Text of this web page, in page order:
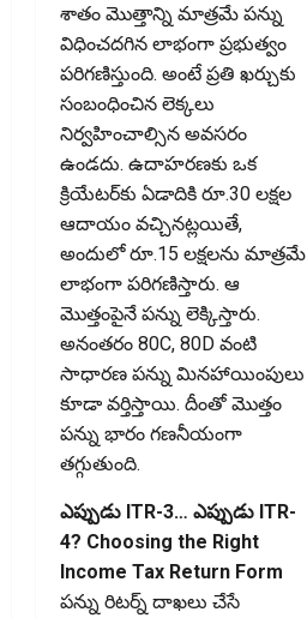
శాతం మొత్తాన్ని మాత్రమే పన్ను
విధించదగిన లాభంగా ప్రభుత్వం
పరిగణిస్తుంది. అంటే ప్రతి ఖర్చుకు
సంబంధించిన లెక్కలు
నిర్వహించాల్సిన అవసరం
ఉండదు. ఉదాహరణకు ఒక
క్రియేటర్‌కు ఏడాదికి రూ.30 లక్షల
ఆదాయం వచ్చినట్లయితే,
అందులో రూ.15 లక్షలను మాత్రమే
లాభంగా పరిగణిస్తారు. ఆ
మొత్తంపైనే పన్ను లెక్కిస్తారు.
అనంతరం 80C, 80D వంటి
సాధారణ పన్ను మినహాయింపులు
కూడా వర్తిస్తాయి. దీంతో మొత్తం
పన్ను భారం గణనీయంగా
తగ్గుతుంది.
ఎప్పుడు ITR-3… ఎప్పుడు ITR-
4? Choosing the Right
Income Tax Return Form
పన్ను రిటర్న్‌ దాఖలు చేసే